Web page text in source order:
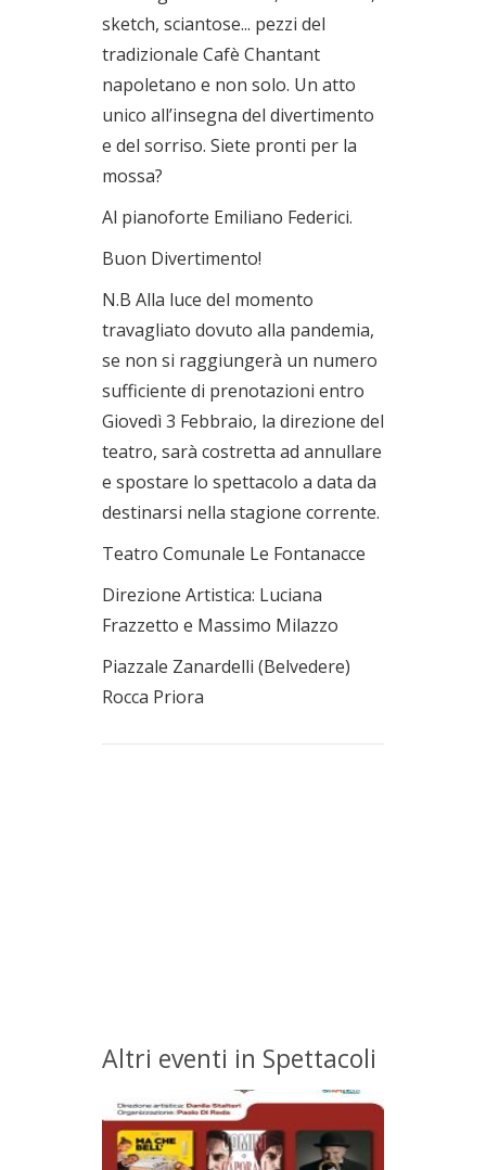
sketch, sciantose... pezzi del
tradizionale Cafè Chantant
napoletano e non solo. Un atto
unico all’insegna del divertimento
e del sorriso. Siete pronti per la
mossa?
Al pianoforte Emiliano Federici.
Buon Divertimento!
N.B Alla luce del momento
travagliato dovuto alla pandemia,
se non si raggiungerà un numero
sufficiente di prenotazioni entro
Giovedì 3 Febbraio, la direzione del
teatro, sarà costretta ad annullare
e spostare lo spettacolo a data da
destinarsi nella stagione corrente.
Teatro Comunale Le Fontanacce
Direzione Artistica: Luciana
Frazzetto e Massimo Milazzo
Piazzale Zanardelli (Belvedere)
Rocca Priora
Altri eventi in Spettacoli